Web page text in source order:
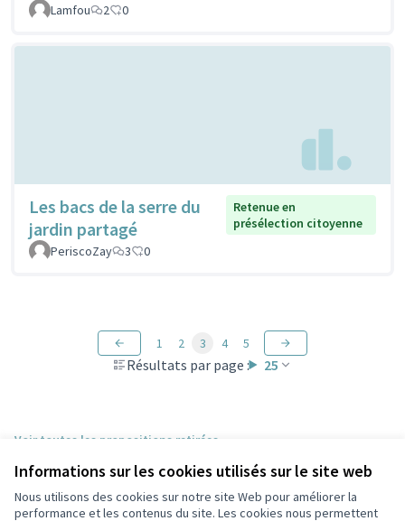
Informations sur les cookies utilisés sur le site web
Nous utilisons des cookies sur notre site Web pour améliorer la
performance et les contenus du site. Les cookies nous permettent
Lamfou 2 0
Les bacs de la serre du
jardin partagé
Retenue en
présélection citoyenne
PeriscoZay
3 0
Résultats par page : 25
1 2 3 4 5
Voir toutes les propositions retirées
Conditions d'utilisation
Paramètres des cookies